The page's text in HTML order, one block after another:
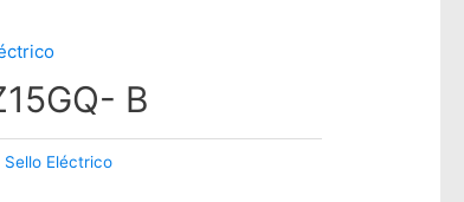
B
Sello Eléctrico